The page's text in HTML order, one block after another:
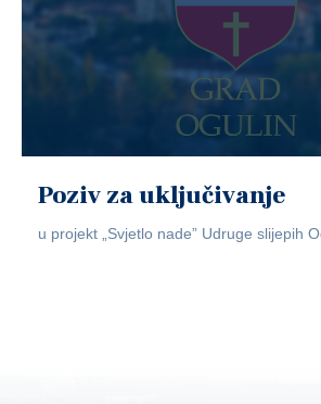
Poziv za uključivanje
u projekt „Svjetlo nade” Udruge slijepih